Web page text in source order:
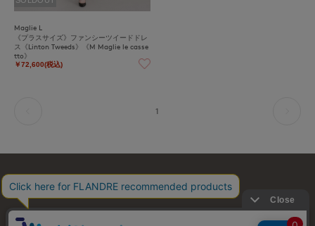
Maglie L
《プラスサイズ》ファンシーツイードドレ
ス《Linton Tweeds》《M Maglie le casse
tto》
￥72,600(税込)
1
お問い合わせ 利用規約 プライバシーポリシー